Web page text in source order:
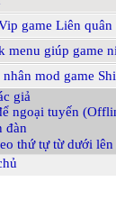
game Liên quân
menu giúp game
mod game
giả
ngoại tuyến
đàn
thứ tự từ dưới lên